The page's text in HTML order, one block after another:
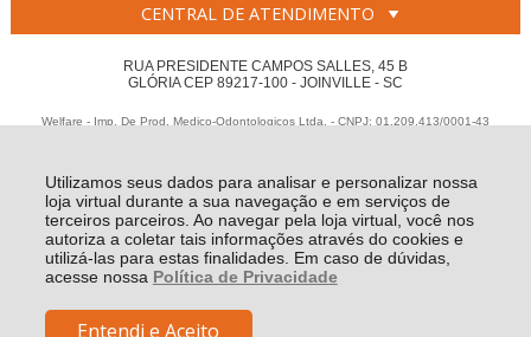
Utilizamos seus dados para analisar e personalizar nossa
loja virtual durante a sua navegação e em serviços de
terceiros parceiros. Ao navegar pela loja virtual, você nos
autoriza a coletar tais informações através do cookies e
utilizá-las para estas finalidades. Em caso de dúvidas,
acesse nossa Política de Privacidade
Entendi e Aceito
CENTRAL DE ATENDIMENTO
RUA PRESIDENTE CAMPOS SALLES, 45 B
GLÓRIA CEP 89217-100 - JOINVILLE - SC
Welfare - Imp. De Prod. Medico-Odontologicos Ltda. - CNPJ: 01.209.413/0001-43